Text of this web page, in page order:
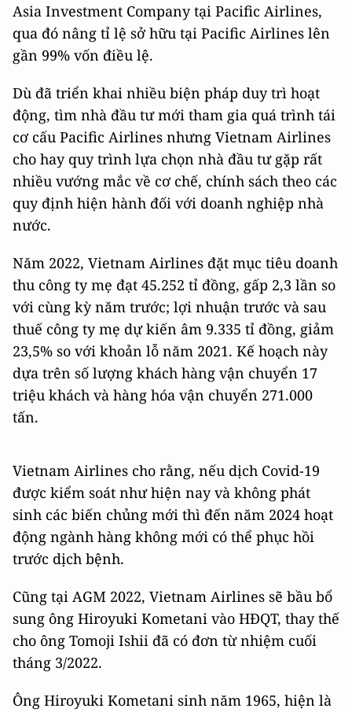
Asia Investment Company tại Pacific Airlines,
qua đó nâng tỉ lệ sở hữu tại Pacific Airlines lên
gần 99% vốn điều lệ.
Dù đã triển khai nhiều biện pháp duy trì hoạt
động, tìm nhà đầu tư mới tham gia quá trình tái
cơ cấu Pacific Airlines nhưng Vietnam Airlines
cho hay quy trình lựa chọn nhà đầu tư gặp rất
nhiều vướng mắc về cơ chế, chính sách theo các
quy định hiện hành đối với doanh nghiệp nhà
nước.
Năm 2022, Vietnam Airlines đặt mục tiêu doanh
thu công ty mẹ đạt 45.252 tỉ đồng, gấp 2,3 lần so
với cùng kỳ năm trước; lợi nhuận trước và sau
thuế công ty mẹ dự kiến âm 9.335 tỉ đồng, giảm
23,5% so với khoản lỗ năm 2021. Kế hoạch này
dựa trên số lượng khách hàng vận chuyển 17
triệu khách và hàng hóa vận chuyển 271.000
tấn.
Vietnam Airlines cho rằng, nếu dịch Covid-19
được kiểm soát như hiện nay và không phát
sinh các biến chủng mới thì đến năm 2024 hoạt
động ngành hàng không mới có thể phục hồi
trước dịch bệnh.
Cũng tại AGM 2022, Vietnam Airlines sẽ bầu bổ
sung ông Hiroyuki Kometani vào HĐQT, thay thế
cho ông Tomoji Ishii đã có đơn từ nhiệm cuối
tháng 3/2022.
Ông Hiroyuki Kometani sinh năm 1965, hiện là